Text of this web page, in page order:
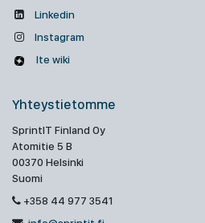
Linkedin
Instagram
Ite wiki
Yhteystietomme
SprintIT Finland Oy
Atomitie 5 B
00370 Helsinki
Suomi
+358 44 977 3541